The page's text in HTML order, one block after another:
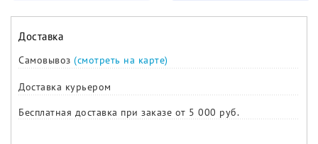
Доставка
Самовывоз (смотреть на карте)
Доставка курьером
Бесплатная доставка при заказе от 5 000 руб.